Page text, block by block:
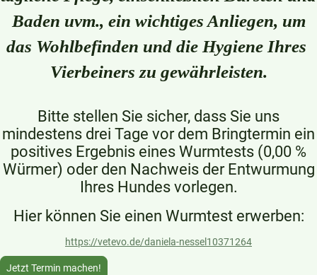
Baden uvm., ein wichtiges Anliegen, um
das Wohlbefinden und die Hygiene Ihres
Vierbeiners zu gewährleisten.
Bitte stellen Sie sicher, dass Sie uns
mindestens drei Tage vor dem Bringtermin ein
positives Ergebnis eines Wurmtests (0,00 %
Würmer) oder den Nachweis der Entwurmung
Ihres Hundes vorlegen.
Hier können Sie einen Wurmtest erwerben:
https://vetevo.de/daniela-nessel10371264
Jetzt Termin machen!